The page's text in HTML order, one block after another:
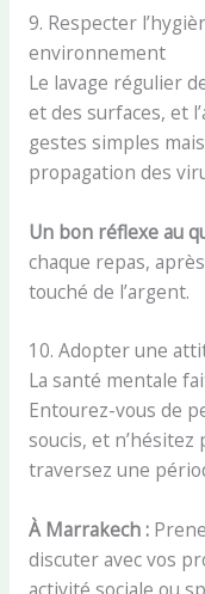
9. Respecter
environnement
Le lavage régulier
et des surfaces, et
gestes simples
propagation des
Un bon réflexe au
chaque repas,
touché de l’argent.
10. Adopter une
La santé mentale
Entourez-vous de
soucis, et n’hésitez
traversez une
À Marrakech :
discuter avec vos